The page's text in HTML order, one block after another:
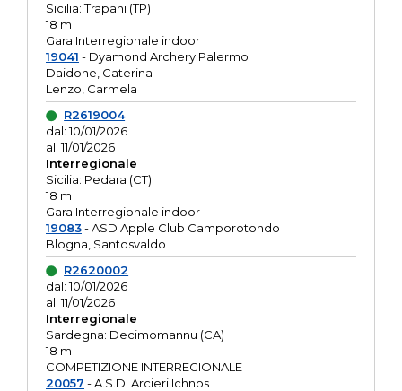
Sicilia: Trapani (TP)
18 m
Gara Interregionale indoor
19041 - Dyamond Archery Palermo
Daidone, Caterina
Lenzo, Carmela
R2619004
dal: 10/01/2026
al: 11/01/2026
Interregionale
Sicilia: Pedara (CT)
18 m
Gara Interregionale indoor
19083- ASD Apple Club Camporotondo
Blogna, Santosvaldo
R2620002
dal: 10/01/2026
al: 11/01/2026
Interregionale
Sardegna: Decimomannu (CA)
18 m
COMPETIZIONE INTERREGIONALE
20057 - A.S.D. Arcieri Ichnos